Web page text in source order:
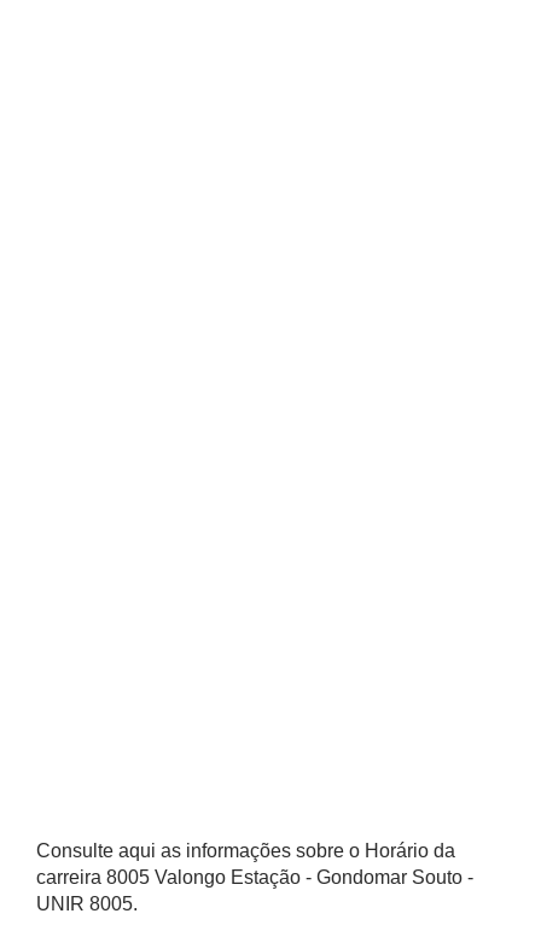
Consulte aqui as informações sobre o Horário da
carreira 8005 Valongo Estação - Gondomar Souto -
UNIR 8005.